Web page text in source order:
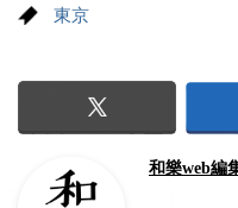
東京
和樂web編